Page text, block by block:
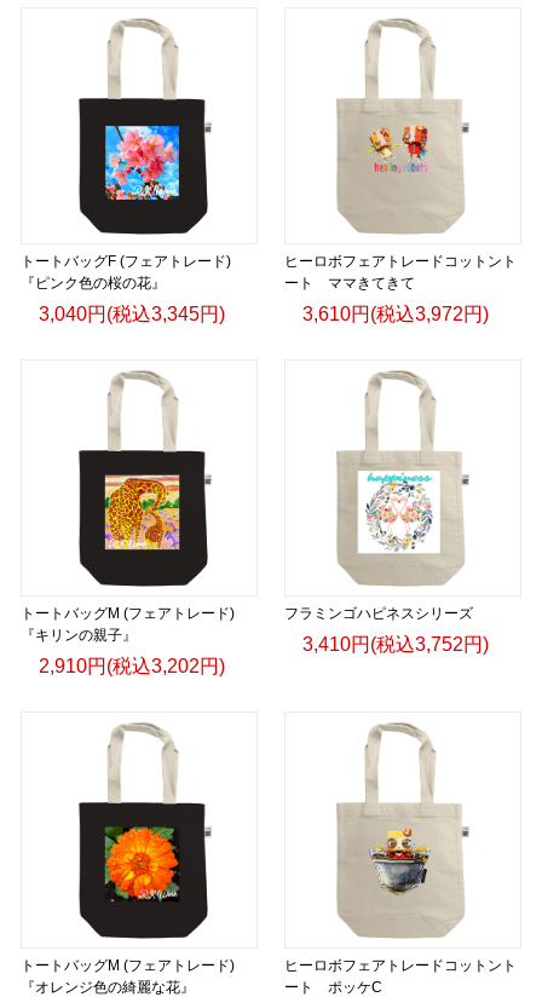
日本語版: https://amzn.asia/d/fMWTZVg
小説 [刺すように燃えるような眼差しは] -Version2.
挿画&グッズカタログ <デザイン画集:BEST版>
＜著者:絵本/挿画作成＞ 凛々風 猛 -リリカゼタケル
日本語版: https://amzn.asia/d/hMo8oB0
▶︎小説 [刺すように燃えるような眼差しは]
-Comics Style Version.
挿画&グッズカタログ <デザイン画集:BEST版>
＜著者/絵本:挿画作成＞ 凛々風 猛 -リリカゼタケル
日本語版: https://amzn.asia/d/gPVyU1t
＿＿＿＿＿＿＿＿＿＿＿＿＿＿＿＿＿＿＿＿＿＿
▶︎SUZURI https://suzuri.jp/ririkazetakeru
▶︎UP-T up-t.jp/creator/66b9c067ae64e
▶︎GICLEEPOD
https://gicleepod.com/store/artist-ririkazetakeru
トートバッグF (フェアトレード)
『ピンク色の桜の花』
3,040円(税込3,345円)
ヒーロボフェアトレードコットント
ート ママきてきて
3,610円(税込3,972円)
トートバッグM (フェアトレード)
『キリンの親子』
2,910円(税込3,202円)
フラミンゴハピネスシリーズ
3,410円(税込3,752円)
トートバッグM (フェアトレード)
『オレンジ色の綺麗な花』
ヒーロボフェアトレードコットント
ート ポッケC